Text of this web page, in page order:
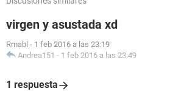
virgen y asustada xd
Rmabl - 1 feb 2016 a las 23:19
Andrea151 - 1 feb 2016 a las 23:49
1 respuesta